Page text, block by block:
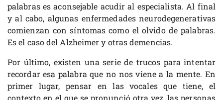
palabras es aconsejable acudir al especialista. Al final
y al cabo, algunas enfermedades neurodegenerativas
comienzan con síntomas como el olvido de palabras.
Es el caso del Alzheimer y otras demencias.
Por último, existen una serie de trucos para intentar
recordar esa palabra que no nos viene a la mente. En
primer lugar, pensar en las vocales que tiene, el
contexto en el que se pronunció otra vez, las personas